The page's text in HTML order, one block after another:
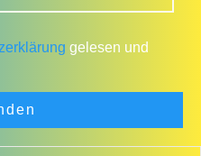
gelesen und